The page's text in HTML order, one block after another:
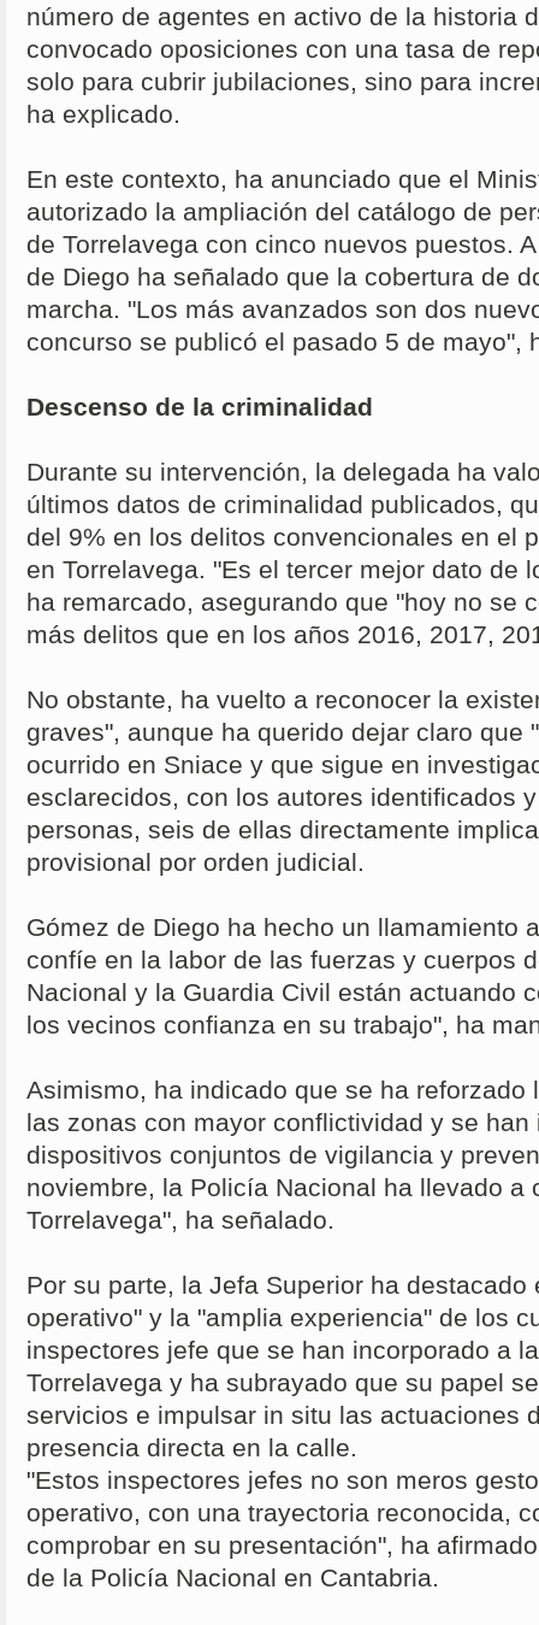
número de agentes en activo de la historia
convocado oposiciones con una tasa de
solo para cubrir jubilaciones, sino para
ha explicado.
En este contexto, ha anunciado que el
autorizado la ampliación del catálogo de
de Torrelavega con cinco nuevos puestos.
de Diego ha señalado que la cobertura de
marcha. "Los más avanzados son dos
concurso se publicó el pasado 5 de mayo",
Descenso de la criminalidad
Durante su intervención, la delegada ha
últimos datos de criminalidad publicados,
del 9% en los delitos convencionales en el
en Torrelavega. "Es el tercer mejor dato de
ha remarcado, asegurando que "hoy no se
más delitos que en los años 2016, 2017,
No obstante, ha vuelto a reconocer la
graves", aunque ha querido dejar claro que
ocurrido en Sniace y que sigue en
esclarecidos, con los autores identificados
personas, seis de ellas directamente
provisional por orden judicial.
Gómez de Diego ha hecho un llamamiento
confíe en la labor de las fuerzas y cuerpos
Nacional y la Guardia Civil están actuando
los vecinos confianza en su trabajo", ha
Asimismo, ha indicado que se ha reforzado
las zonas con mayor conflictividad y se
dispositivos conjuntos de vigilancia y
noviembre, la Policía Nacional ha llevado a
Torrelavega", ha señalado.
Por su parte, la Jefa Superior ha destacado
operativo" y la "amplia experiencia" de los
inspectores jefe que se han incorporado a
Torrelavega y ha subrayado que su papel
servicios e impulsar in situ las actuaciones
presencia directa en la calle.
"Estos inspectores jefes no son meros
operativo, con una trayectoria reconocida,
comprobar en su presentación", ha
de la Policía Nacional en Cantabria.